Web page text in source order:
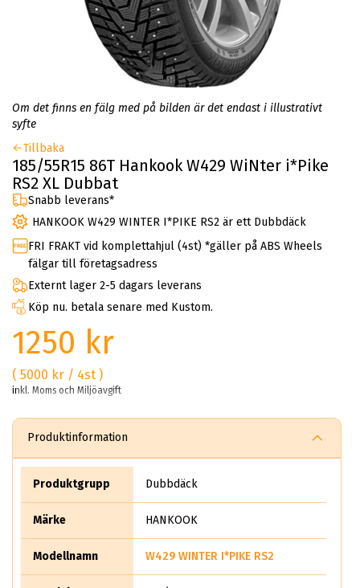
Om det finns en fälg med på bilden är det endast i illustrativt
syfte
Tillbaka
185/55R15 86T Hankook W429 WiNter i*Pike
RS2 XL Dubbat
Snabb leverans*
HANKOOK W429 WINTER I*PIKE RS2 är ett Dubbdäck
FRI FRAKT vid komplettahjul (4st) *gäller på ABS Wheels
fälgar till företagsadress
Externt lager 2-5 dagars leverans
Köp nu. betala senare med Kustom.
1250 kr
( 5000 kr / 4st )
inkl. Moms och Miljöavgift
Produktinformation
Produktgrupp Dubbdäck
Märke HANKOOK
Modellnamn W429 WINTER I*PIKE RS2